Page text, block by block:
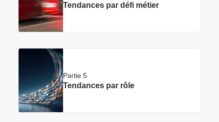
Tendances par défi métier
Partie 5
Tendances par rôle